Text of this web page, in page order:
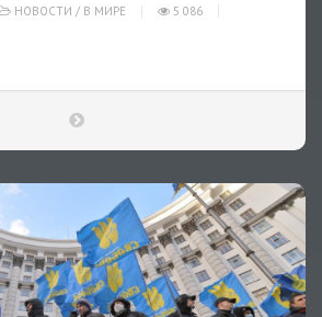
НОВОСТИ / В МИРЕ
5 086